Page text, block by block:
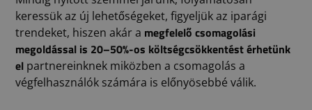
keressük az új lehetőségeket, figyeljük az iparági
trendeket, hiszen akár a megfelelő csomagolási
megoldással is 20–50%-os költségcsökkentést érhetünk
el partnereinknek miközben a csomagolás a
végfelhasználók számára is előnyösebbé válik.